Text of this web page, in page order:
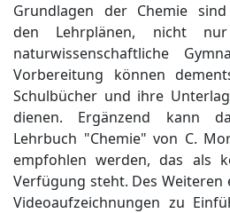
Grundlagen der Chemie
den Lehrplänen, nicht
naturwissenschaftliche
Vorbereitung können
Schulbücher und ihre
dienen. Ergänzend kann
Lehrbuch "Chemie" von C.
empfohlen werden, das als
Verfügung steht. Des
Videoaufzeichnungen zu